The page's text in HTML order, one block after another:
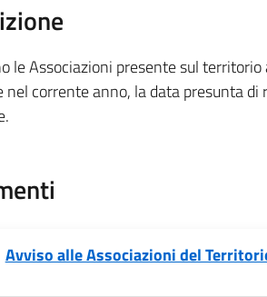
le Associazioni presente sul
nel corrente anno, la data presunta
Avviso alle Associazioni del